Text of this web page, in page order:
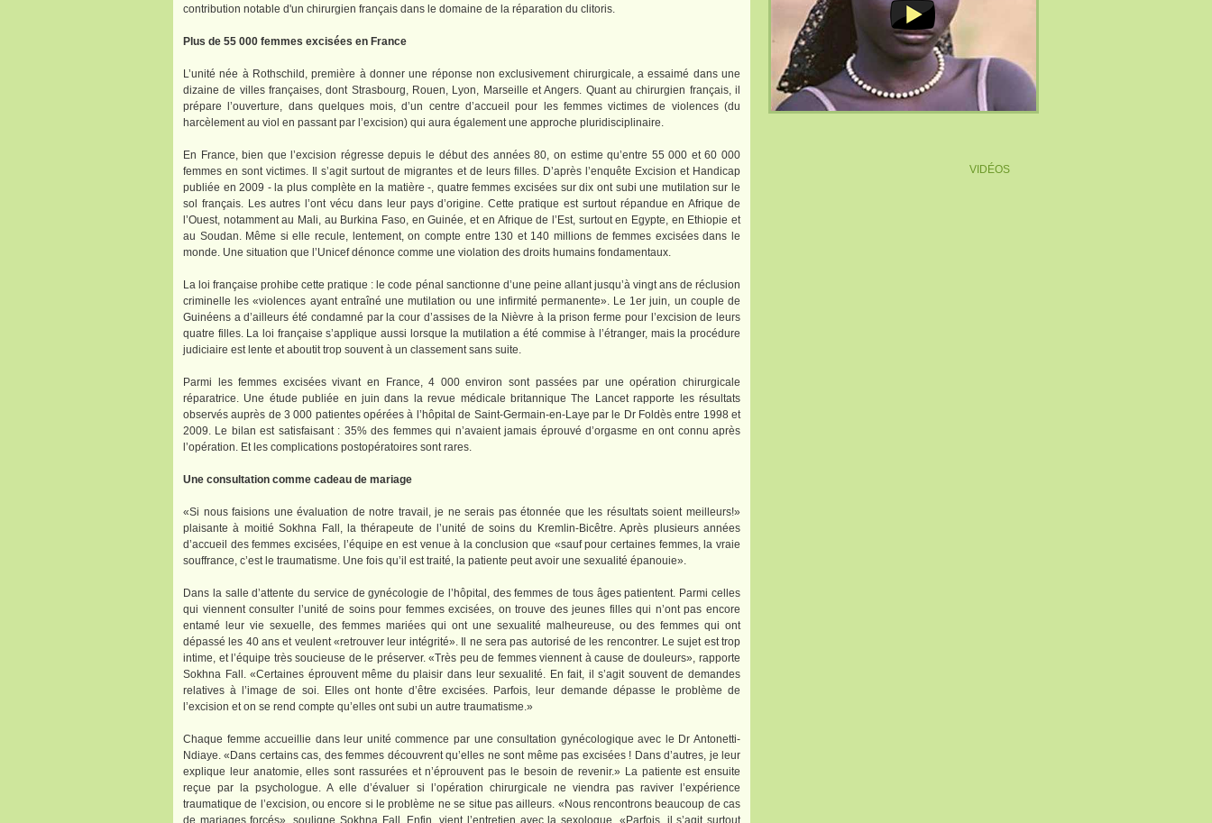
contribution notable d'un chirurgien français dans le domaine de la réparation du clitoris.
Plus de 55 000 femmes excisées en France
L’unité née à Rothschild, première à donner une réponse non exclusivement chirurgicale, a essaimé dans une
dizaine de villes françaises, dont Strasbourg, Rouen, Lyon, Marseille et Angers. Quant au chirurgien français, il
prépare l’ouverture, dans quelques mois, d’un centre d’accueil pour les femmes victimes de violences (du
harcèlement au viol en passant par l’excision) qui aura également une approche pluridisciplinaire.
En France, bien que l’excision régresse depuis le début des années 80, on estime qu’entre 55 000 et 60 000
femmes en sont victimes. Il s’agit surtout de migrantes et de leurs filles. D’après l’enquête Excision et Handicap
publiée en 2009 - la plus complète en la matière -, quatre femmes excisées sur dix ont subi une mutilation sur le
sol français. Les autres l’ont vécu dans leur pays d’origine. Cette pratique est surtout répandue en Afrique de
l’Ouest, notamment au Mali, au Burkina Faso, en Guinée, et en Afrique de l’Est, surtout en Egypte, en Ethiopie et
au Soudan. Même si elle recule, lentement, on compte entre 130 et 140 millions de femmes excisées dans le
monde. Une situation que l’Unicef dénonce comme une violation des droits humains fondamentaux.
La loi française prohibe cette pratique : le code pénal sanctionne d’une peine allant jusqu’à vingt ans de réclusion
criminelle les «violences ayant entraîné une mutilation ou une infirmité permanente». Le 1er juin, un couple de
Guinéens a d’ailleurs été condamné par la cour d’assises de la Nièvre à la prison ferme pour l’excision de leurs
quatre filles. La loi française s’applique aussi lorsque la mutilation a été commise à l’étranger, mais la procédure
judiciaire est lente et aboutit trop souvent à un classement sans suite.
Parmi les femmes excisées vivant en France, 4 000 environ sont passées par une opération chirurgicale
réparatrice. Une étude publiée en juin dans la revue médicale britannique The Lancet rapporte les résultats
observés auprès de 3 000 patientes opérées à l’hôpital de Saint-Germain-en-Laye par le Dr Foldès entre 1998 et
2009. Le bilan est satisfaisant : 35% des femmes qui n’avaient jamais éprouvé d’orgasme en ont connu après
l’opération. Et les complications postopératoires sont rares.
Une consultation comme cadeau de mariage
«Si nous faisions une évaluation de notre travail, je ne serais pas étonnée que les résultats soient meilleurs!»
plaisante à moitié Sokhna Fall, la thérapeute de l’unité de soins du Kremlin-Bicêtre. Après plusieurs années
d’accueil des femmes excisées, l’équipe en est venue à la conclusion que «sauf pour certaines femmes, la vraie
souffrance, c’est le traumatisme. Une fois qu’il est traité, la patiente peut avoir une sexualité épanouie».
Dans la salle d’attente du service de gynécologie de l’hôpital, des femmes de tous âges patientent. Parmi celles
qui viennent consulter l’unité de soins pour femmes excisées, on trouve des jeunes filles qui n’ont pas encore
entamé leur vie sexuelle, des femmes mariées qui ont une sexualité malheureuse, ou des femmes qui ont
dépassé les 40 ans et veulent «retrouver leur intégrité». Il ne sera pas autorisé de les rencontrer. Le sujet est trop
intime, et l’équipe très soucieuse de le préserver. «Très peu de femmes viennent à cause de douleurs», rapporte
Sokhna Fall. «Certaines éprouvent même du plaisir dans leur sexualité. En fait, il s’agit souvent de demandes
relatives à l’image de soi. Elles ont honte d’être excisées. Parfois, leur demande dépasse le problème de
l’excision et on se rend compte qu’elles ont subi un autre traumatisme.»
Chaque femme accueillie dans leur unité commence par une consultation gynécologique avec le Dr Antonetti-
Ndiaye. «Dans certains cas, des femmes découvrent qu’elles ne sont même pas excisées ! Dans d’autres, je leur
explique leur anatomie, elles sont rassurées et n’éprouvent pas le besoin de revenir.» La patiente est ensuite
reçue par la psychologue. A elle d’évaluer si l’opération chirurgicale ne viendra pas raviver l’expérience
traumatique de l’excision, ou encore si le problème ne se situe pas ailleurs. «Nous rencontrons beaucoup de cas
de mariages forcés», souligne Sokhna Fall. Enfin, vient l’entretien avec la sexologue. «Parfois, il s’agit surtout
VIDÉOS